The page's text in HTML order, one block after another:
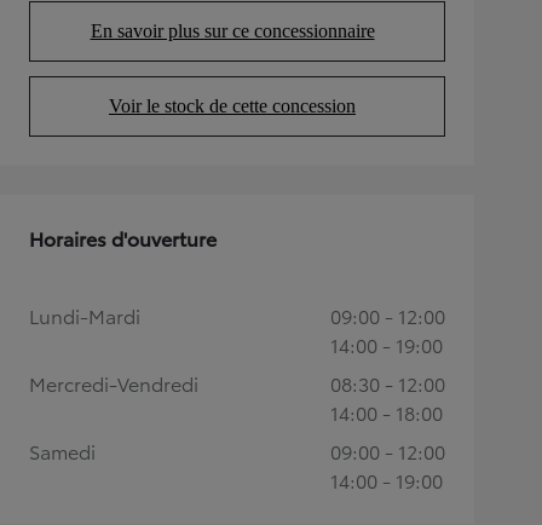
En savoir plus sur ce concessionnaire
(Opens in new tab)
Voir le stock de cette concession
(Opens in new tab)
Horaires d'ouverture
Lundi-Mardi
09:00 - 12:00
14:00 - 19:00
Mercredi-Vendredi
08:30 - 12:00
14:00 - 18:00
Samedi
09:00 - 12:00
14:00 - 19:00